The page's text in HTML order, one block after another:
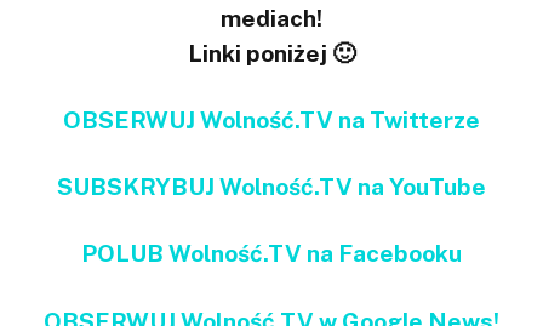
mediach!
Linki poniżej 🙂
OBSERWUJ Wolność.TV na Twitterze
SUBSKRYBUJ Wolność.TV na YouTube
POLUB Wolność.TV na Facebooku